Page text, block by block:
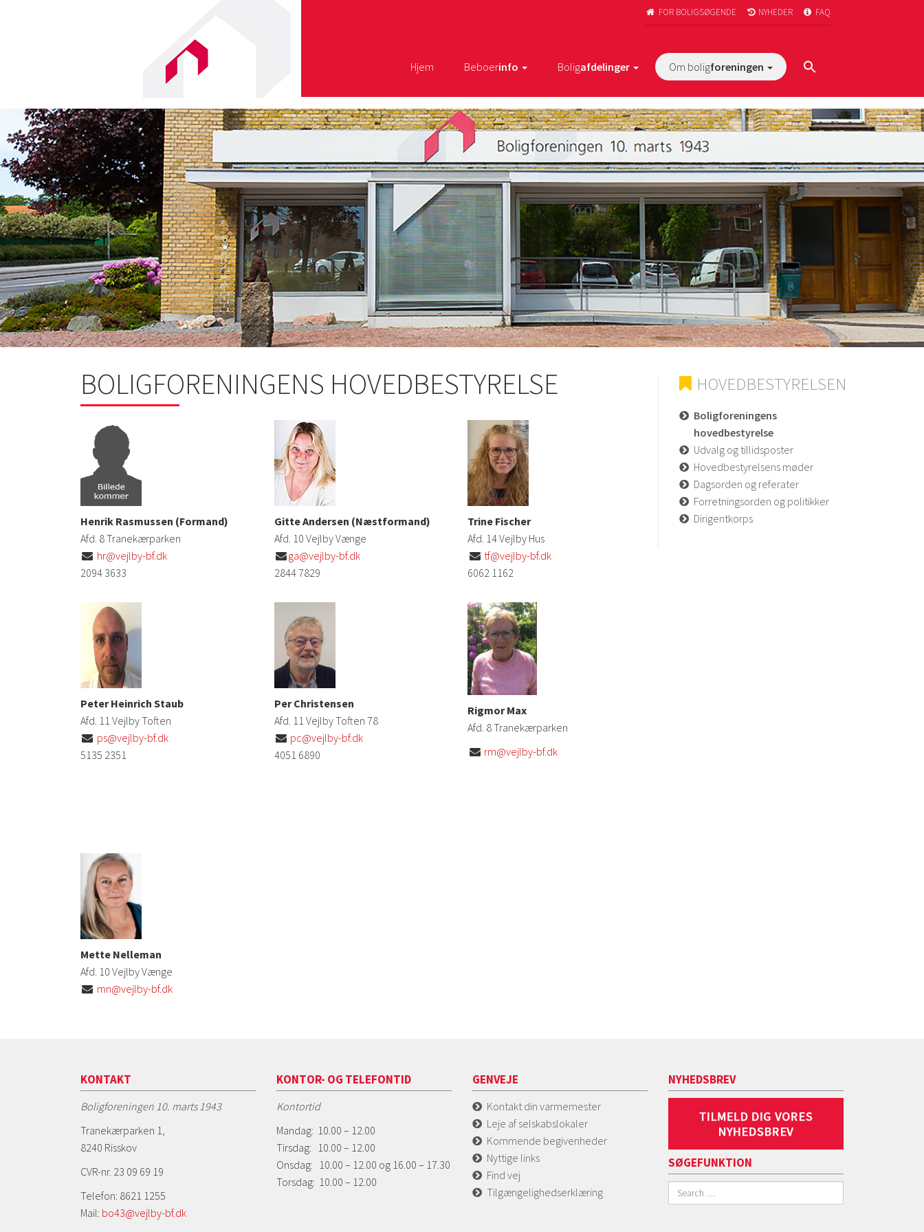
 FOR BOLIGSØGENDE  NYHEDER  FAQ
Hjem Beboerinfo Boligafdelinger Om boligforeningen
BOLIGFORENINGENS HOVEDBESTYRELSE
Henrik Rasmussen (Formand)
Afd. 8 Tranekærparken
 hr@vejlby-bf.dk
2094 3633
Peter Heinrich Staub
Afd. 11 Vejlby Toften
 ps@vejlby-bf.dk
5135 2351
Gitte Andersen (Næstformand)
Afd. 10 Vejlby Vænge
ga@vejlby-bf.dk
2844 7829
Per Christensen
Afd. 11 Vejlby Toften 78
 pc@vejlby-bf.dk
4051 6890
Trine Fischer
Afd. 14 Vejlby Hus
 tf@vejlby-bf.dk
6062 1162
Rigmor Max
Afd. 8 Tranekærparken
 rm@vejlby-bf.dk
Mette Nelleman
Afd. 10 Vejlby Vænge
 mn@vejlby-bf.dk
HOVEDBESTYRELSEN
Boligforeningens
hovedbestyrelse
Udvalg og tillidsposter
Hovedbestyrelsens møder
Dagsorden og referater
Forretningsorden og politikker
Dirigentkorps
KONTAKT
Boligforeningen 10. marts 1943
Tranekærparken 1,
8240 Risskov
CVR-nr. 23 09 69 19
Telefon: 8621 1255
Mail: bo43@vejlby-bf.dk
KONTOR- OG TELEFONTID
Kontortid
Mandag: 10.00 – 12.00
Tirsdag: 10.00 – 12.00
Onsdag: 10.00 – 12.00 og 16.00 – 17.30
Torsdag: 10.00 – 12.00
GENVEJE
Kontakt din varmemester
Leje af selskabslokaler
Kommende begivenheder
Nyttige links
Find vej
Tilgængelighedserklæring
NYHEDSBREV
SØGEFUNKTION